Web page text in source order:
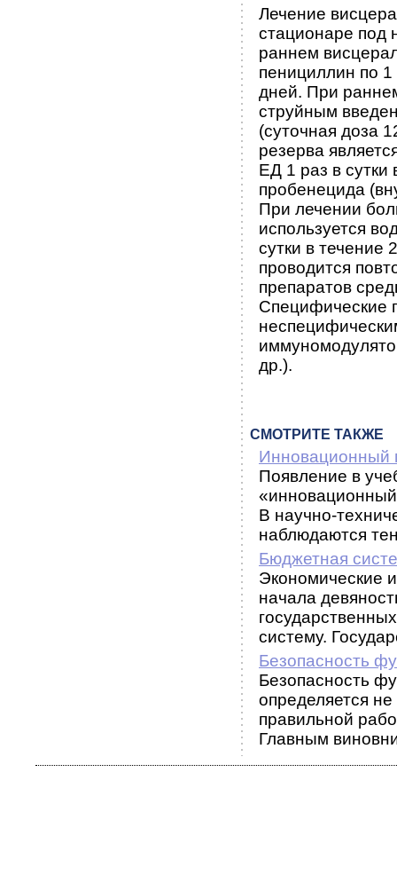
Лечение
стационаре под
раннем
пенициллин по
дней. При
струйным
(суточная доза
резерва
ЕД 1 раз в
пробенецида
При лечении
используется
сутки в течение
проводится
препаратов
Специфические
др.).
СМОТРИТЕ ТАКЖЕ
Инновационный
Появление в
В научно-
наблюдаются
Бюджетная
Экономические
начала
систему.
Безопасность
Безопасность
определяется
правильной
Главным